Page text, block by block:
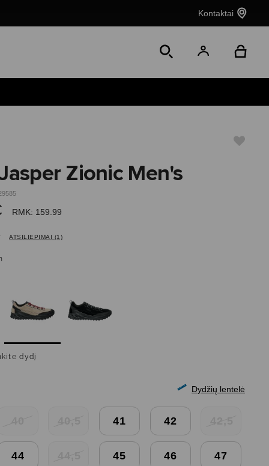
Kontaktai
Zionic Men's
RMK: 159.99
ATSILIEPIMAI (1)
dydį
Dydžių lentelė
41 42
44 45 46 47